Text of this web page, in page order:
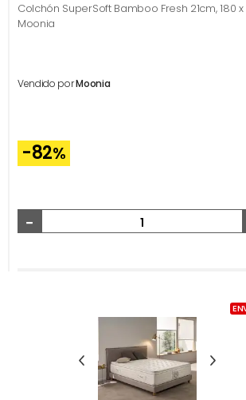
Colchón SuperSoft Bamboo Fresh 21cm, 180
Moonia
Vendido porMoonia
-82%
-